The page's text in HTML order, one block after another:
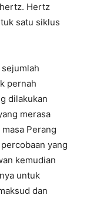
Hertz
satu siklus
pernah
dilakukan
merasa
Perang
yang
kemudian
untuk
dan